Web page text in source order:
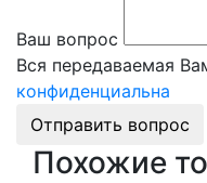
Ваш вопрос
Вся передаваемая
конфиденциальна
Отправить вопрос
Похожие